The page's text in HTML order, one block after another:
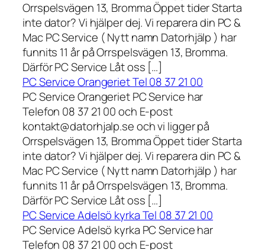
Orrspelsvägen 13, Bromma Öppet tider Starta
inte dator? Vi hjälper dej. Vi reparera din PC &
Mac PC Service ( Nytt namn Datorhjälp ) har
funnits 11 år på Orrspelsvägen 13, Bromma.
Därför PC Service Låt oss […]
PC Service Orangeriet Tel 08 37 21 00
PC Service Orangeriet PC Service har
Telefon 08 37 21 00 och E-post
kontakt@datorhjalp.se och vi ligger på
Orrspelsvägen 13, Bromma Öppet tider Starta
inte dator? Vi hjälper dej. Vi reparera din PC &
Mac PC Service ( Nytt namn Datorhjälp ) har
funnits 11 år på Orrspelsvägen 13, Bromma.
Därför PC Service Låt oss […]
PC Service Adelsö kyrka Tel 08 37 21 00
PC Service Adelsö kyrka PC Service har
Telefon 08 37 21 00 och E-post